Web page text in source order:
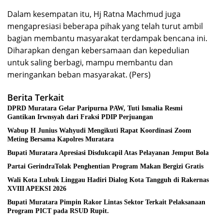
Dalam kesempatan itu, Hj Ratna Machmud juga
mengapresiasi beberapa pihak yang telah turut ambil
bagian membantu masyarakat terdampak bencana ini.
Diharapkan dengan kebersamaan dan kepedulian
untuk saling berbagi, mampu membantu dan
meringankan beban masyarakat. (Pers)
Berita Terkait
DPRD Muratara Gelar Paripurna PAW, Tuti Ismalia Resmi
Gantikan Irwnsyah dari Fraksi PDIP Perjuangan
Wabup H Junius Wahyudi Mengikuti Rapat Koordinasi Zoom
Meting Bersama Kapolres Muratara
Bupati Muratara Apresiasi Disdukcapil Atas Pelayanan Jemput Bola
Partai GerindraTolak Penghentian Program Makan Bergizi Gratis
Wali Kota Lubuk Linggau Hadiri Dialog Kota Tangguh di Rakernas
XVIII APEKSI 2026
Bupati Muratara Pimpin Rakor Lintas Sektor Terkait Pelaksanaan
Program PICT pada RSUD Rupit.